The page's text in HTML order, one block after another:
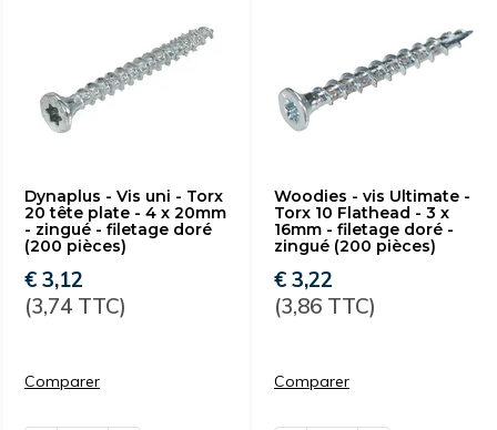
Dynaplus - Vis uni - Torx
20 tête plate - 4 x 20mm
- zingué - filetage doré
(200 pièces)
€ 3,12
(3,74 TTC)
Comparer
Woodies - vis Ultimate -
Torx 10 Flathead - 3 x
16mm - filetage doré -
zingué (200 pièces)
€ 3,22
(3,86 TTC)
Comparer